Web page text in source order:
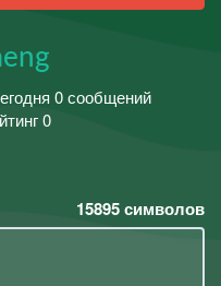
0 сообщений
0
15895символов